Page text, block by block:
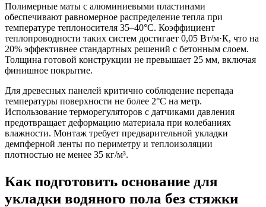
Полимерные маты с алюминиевыми пластинами
обеспечивают равномерное распределение тепла при
температуре теплоносителя 35–40°C. Коэффициент
теплопроводности таких систем достигает 0,05 Вт/м·К, что на
20% эффективнее стандартных решений с бетонным слоем.
Толщина готовой конструкции не превышает 25 мм, включая
финишное покрытие.
Для древесных панелей критично соблюдение перепада
температуры поверхности не более 2°C на метр.
Использование терморегуляторов с датчиками давления
предотвращает деформацию материала при колебаниях
влажности. Монтаж требует предварительной укладки
демпферной ленты по периметру и теплоизоляции
плотностью не менее 35 кг/м³.
Как подготовить основание для
укладки водяного пола без стяжки